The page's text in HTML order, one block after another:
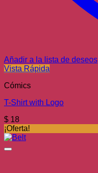
Añadir a la lista de deseos
Vista Rápida
Cómics
T-Shirt with Logo
$ 18
¡Oferta!